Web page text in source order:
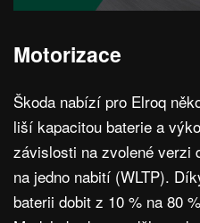
Motorizace
Škoda nabízí pro Elroq
liší kapacitou baterie a
závislosti na zvolené verzi
na jedno nabití (WLTP).
baterii dobit z 10 % na 80